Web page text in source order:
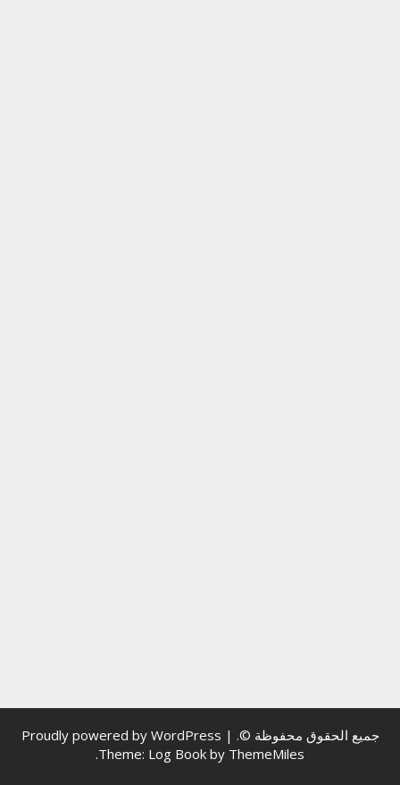
جميع الحقوق محفوظة ©. Proudly powered by WordPress |
Theme: Log Book by ThemeMiles
.